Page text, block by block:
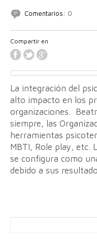
Comentarios: 0
Compartir en
La integración del
alto impacto en los
organizaciones.
siempre, las
herramientas
MBTI, Role play, etc.
se configura como
debido a sus